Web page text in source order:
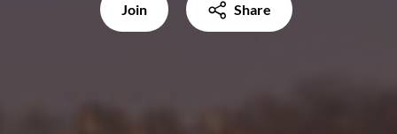
Join Share